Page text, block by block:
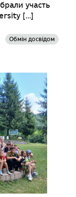
участь
[…]
Обмін досвідом